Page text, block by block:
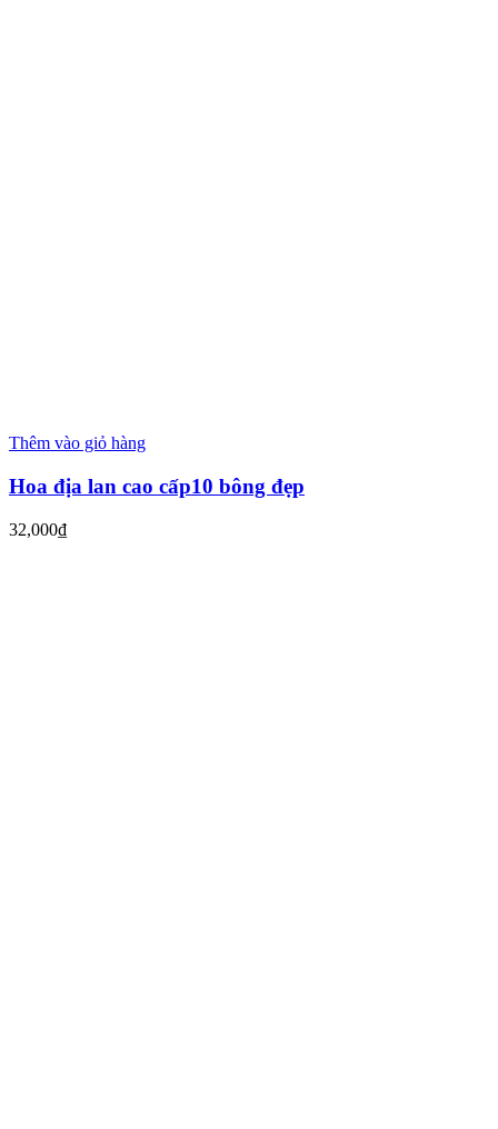
Thêm vào giỏ hàng
Hoa địa lan cao cấp10 bông đẹp
32,000₫